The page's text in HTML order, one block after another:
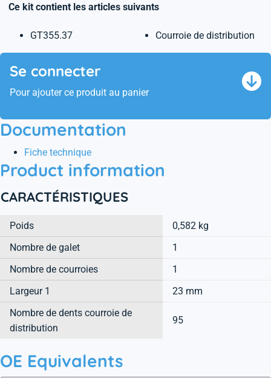
Ce kit contient les articles suivants
GT355.37 Courroie de distribution
Se connecter
Pour ajouter ce produit au panier
Documentation
Fiche technique
Product information
CARACTÉRISTIQUES
Poids
0,582 kg
Nombre de galet
1
Nombre de courroies
1
Largeur 1
23 mm
Nombre de dents courroie de
distribution
95
OE Equivalents